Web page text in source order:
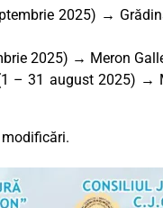
2025) →
2025) → Meron
– 31 august 2025) →